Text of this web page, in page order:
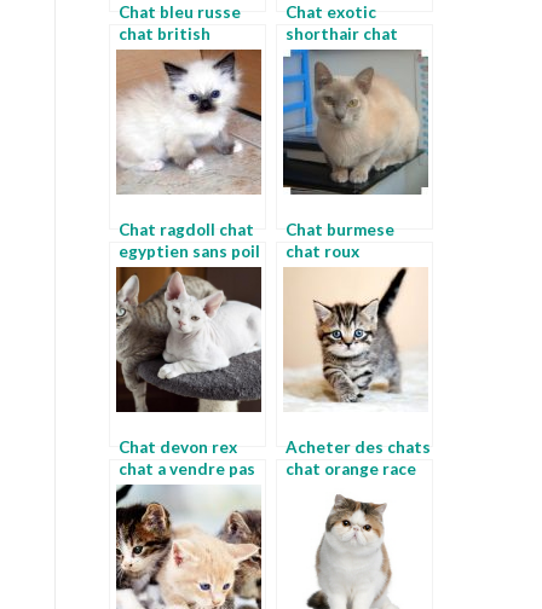
Chat bleu russe
chat british
shorthair
Chat exotic
shorthair chat
british shorthair
Chat ragdoll chat
egyptien sans poil
prix
Chat burmese
chat roux
Chat devon rex
chat a vendre pas
cher
Acheter des chats
chat orange race